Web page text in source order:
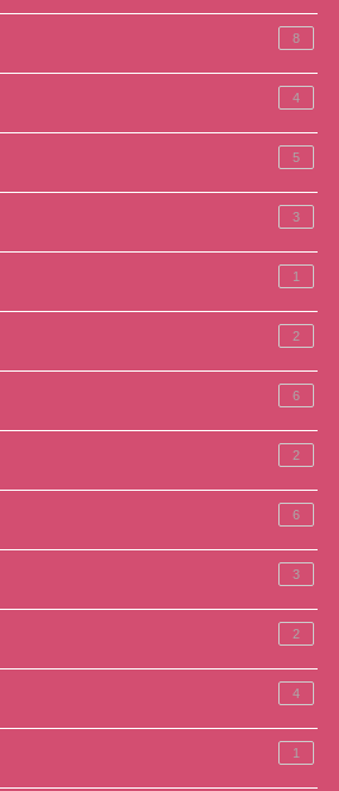
8
4
5
3
1
2
6
2
6
3
2
4
1